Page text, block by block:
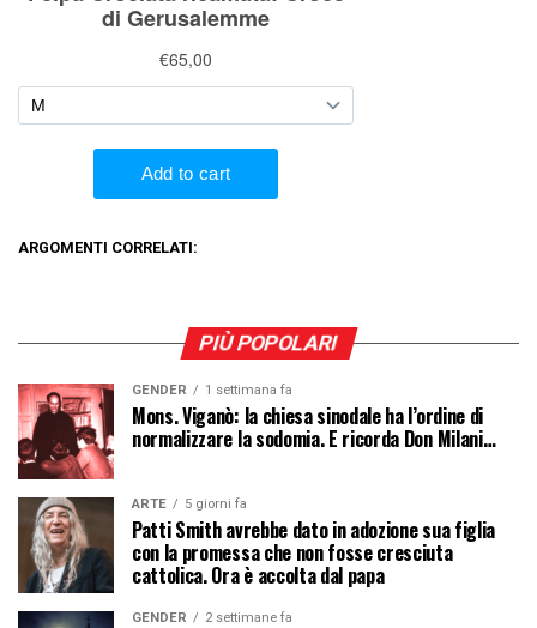
ARGOMENTI CORRELATI:
PIÙ POPOLARI
GENDER 1 settimana fa
Mons. Viganò: la chiesa sinodale ha l’ordine di
normalizzare la sodomia. E ricorda Don Milani…
ARTE 5 giorni fa
Patti Smith avrebbe dato in adozione sua figlia
con la promessa che non fosse cresciuta
cattolica. Ora è accolta dal papa
GENDER 2 settimane fa